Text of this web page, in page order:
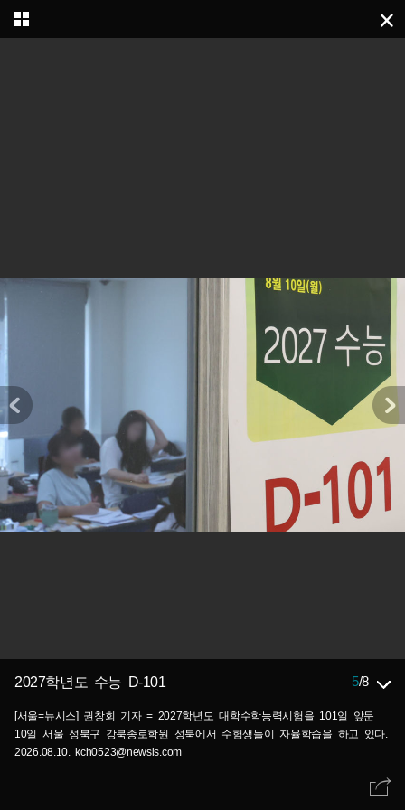
2027학년도 수능 D-101 5/8
[서울=뉴시스] 권창회 기자 = 2027학년도 대학수학능력시험을 101일 앞둔
10일 서울 성북구 강북종로학원 성북에서 수험생들이 자율학습을 하고 있다.
2026.08.10. kch0523@newsis.com